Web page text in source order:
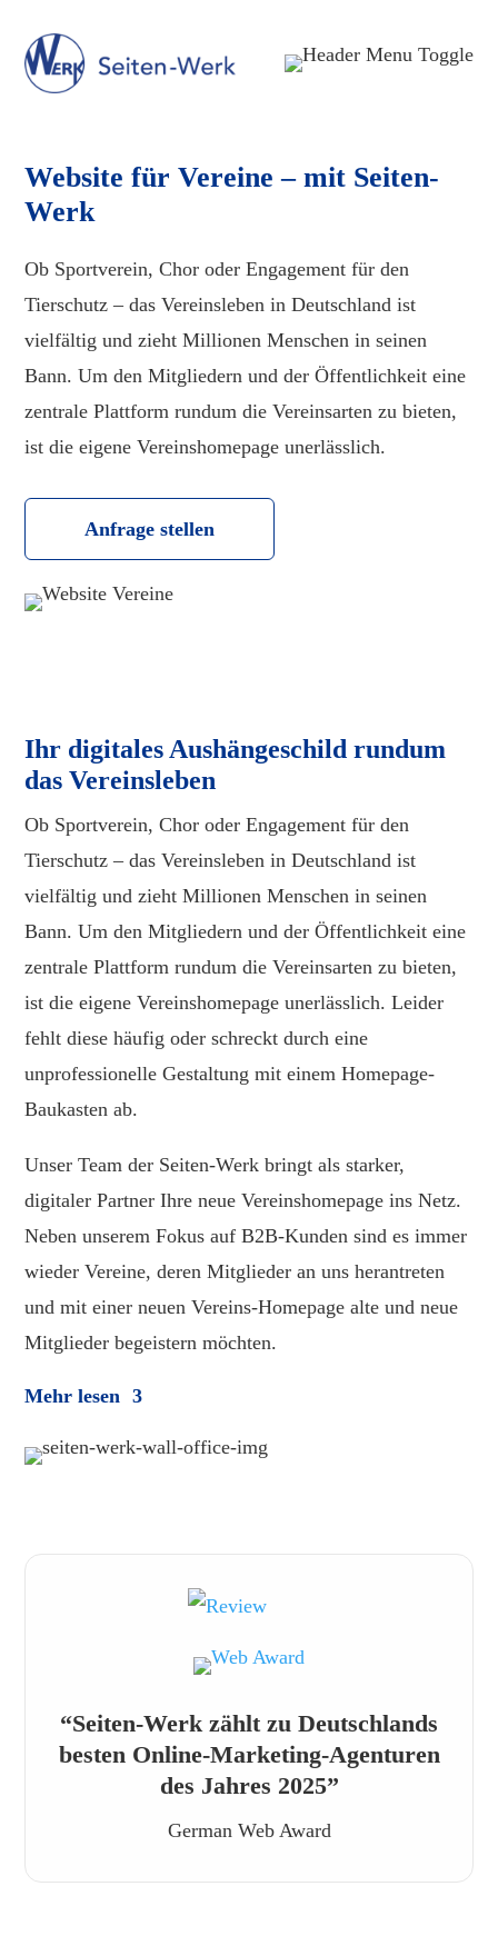
Website für Vereine – mit Seiten-
Werk
Ob Sportverein, Chor oder Engagement für den
Tierschutz – das Vereinsleben in Deutschland ist
vielfältig und zieht Millionen Menschen in seinen
Bann. Um den Mitgliedern und der Öffentlichkeit eine
zentrale Plattform rundum die Vereinsarten zu bieten,
ist die eigene Vereinshomepage unerlässlich.
Anfrage stellen
Ihr digitales Aushängeschild rundum
das Vereinsleben
Ob Sportverein, Chor oder Engagement für den
Tierschutz – das Vereinsleben in Deutschland ist
vielfältig und zieht Millionen Menschen in seinen
Bann. Um den Mitgliedern und der Öffentlichkeit eine
zentrale Plattform rundum die Vereinsarten zu bieten,
ist die eigene Vereinshomepage unerlässlich. Leider
fehlt diese häufig oder schreckt durch eine
unprofessionelle Gestaltung mit einem Homepage-
Baukasten ab.
Unser Team der Seiten-Werk bringt als starker,
digitaler Partner Ihre neue Vereinshomepage ins Netz.
Neben unserem Fokus auf B2B-Kunden sind es immer
wieder Vereine, deren Mitglieder an uns herantreten
und mit einer neuen Vereins-Homepage alte und neue
Mitglieder begeistern möchten.
Mehr lesen
“Seiten-Werk zählt zu Deutschlands
besten Online-Marketing-Agenturen
des Jahres 2025”
German Web Award